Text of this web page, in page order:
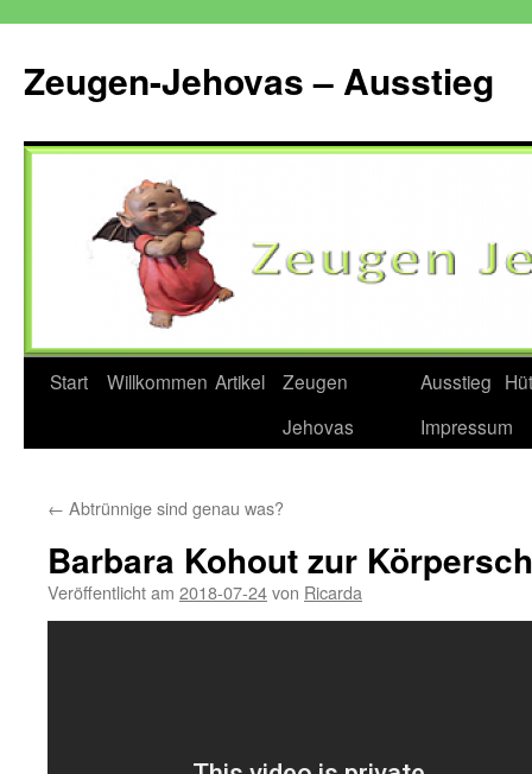
springen
Zeugen-Jehovas – Ausstieg
Start Willkommen Artikel
Zeugen
Jehovas
Ausstieg
Impressum
← Abtrünnige sind genau was?
Barbara Kohout zur
Veröffentlicht am 2018-07-24von Ricarda